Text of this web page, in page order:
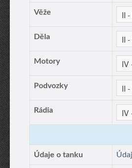
Věže
Děla
Motory
Podvozky
Rádia
Údaje o tanku